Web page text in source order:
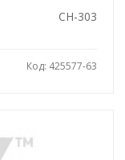
CH-303
Код: 425577-63